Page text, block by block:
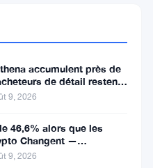
accumulent près de
de détail restent
9, 2026
46,6% alors que les
Changent —
9 Août
9, 2026